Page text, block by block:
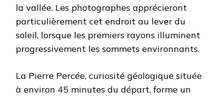
la vallée. Les photographes apprécieront
particulièrement cet endroit au lever du
soleil, lorsque les premiers rayons illuminent
progressivement les sommets environnants.
La Pierre Percée, curiosité géologique située
à environ 45 minutes du départ, forme un